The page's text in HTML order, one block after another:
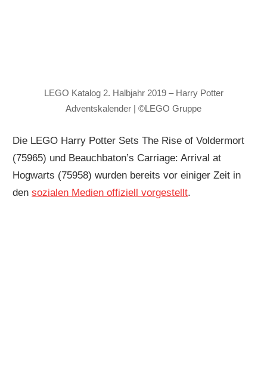
LEGO Katalog 2. Halbjahr 2019 – Harry Potter
Adventskalender | ©LEGO Gruppe
Die LEGO Harry Potter Sets The Rise of Voldermort
(75965) und Beauchbaton’s Carriage: Arrival at
Hogwarts (75958) wurden bereits vor einiger Zeit in
densozialen Medien offiziell vorgestellt.